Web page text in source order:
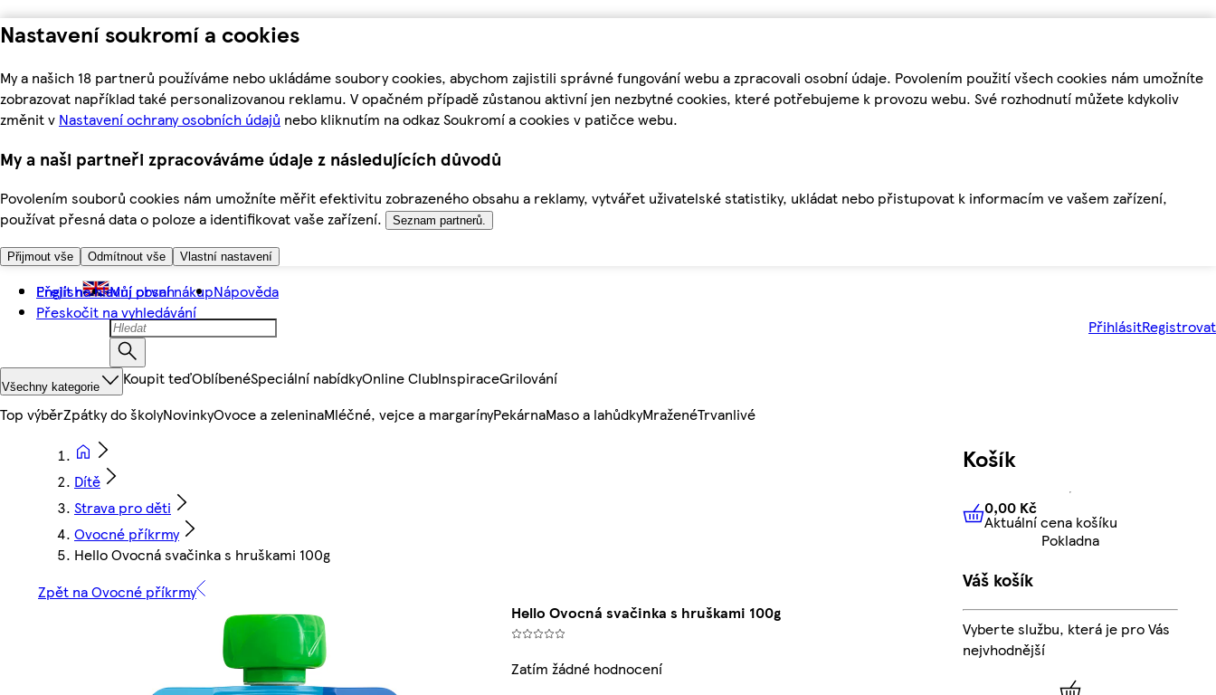
Nastavení soukromí a cookies
My a našich 18 partnerů používáme nebo ukládáme soubory cookies, abychom zajistili správné fungování webu a zpracovali osobní údaje. Povolením použití všech cookies nám umožníte
zobrazovat například také personalizovanou reklamu. V opačném případě zůstanou aktivní jen nezbytné cookies, které potřebujeme k provozu webu. Své rozhodnutí můžete kdykoliv
změnit v Nastavení ochrany osobních údajů nebo kliknutím na odkaz Soukromí a cookies v patičce webu.
My a naši partneři zpracováváme údaje z následujících důvodů
Povolením souborů cookies nám umožníte měřit efektivitu zobrazeného obsahu a reklamy, vytvářet uživatelské statistiky, ukládat nebo přistupovat k informacím ve vašem zařízení,
používat přesná data o poloze a identifikovat vaše zařízení.
Seznam partnerů.
Přijmout vše Odmítnout vše Vlastní nastavení
Přejít na hlavní obsah
Přeskočit na vyhledávání
English Můj první nákupNápověda
PřihlásitRegistrovat
Všechny kategorie Koupit teďOblíbenéSpeciální nabídkyOnline ClubInspiraceGrilování
Top výběrZpátky do školyNovinkyOvoce a zeleninaMléčné, vejce a margarínyPekárnaMaso a lahůdkyMraženéTrvanlivé
Dítě
Strava pro děti
Ovocné příkrmy
Hello Ovocná svačinka s hruškami 100g
Zpět na Ovocné příkrmy
Hello Ovocná svačinka s hruškami 100g
Zatím žádné hodnocení
Košík
0,00 KčAktuální cena košíku
0,00 Kč
Aktuální cena košíku
Pokladna
Váš košík
Vyberte službu, která je pro Vás
nejvhodnější